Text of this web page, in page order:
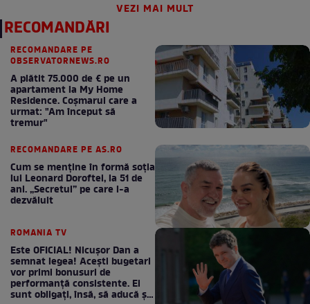
VEZI MAI MULT
RECOMANDĂRI
RECOMANDARE PE
OBSERVATORNEWS.RO
A plătit 75.000 de € pe un
apartament la My Home
Residence. Coşmarul care a
urmat: "Am început să
tremur"
RECOMANDARE PE AS.RO
Cum se menţine în formă soţia
lui Leonard Doroftei, la 51 de
ani. „Secretul” pe care l-a
dezvăluit
ROMANIA TV
Este OFICIAL! Nicușor Dan a
semnat legea! Acești bugetari
vor primi bonusuri de
performanță consistente. Ei
sunt obligați, însă, să aducă și